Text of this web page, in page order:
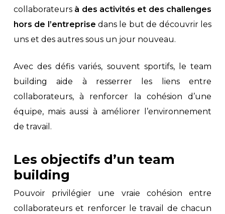
collaborateurs à des activités et des challenges
hors de l’entreprise dans le but de découvrir les
uns et des autres sous un jour nouveau.
Avec des défis variés, souvent sportifs, le team
building aide à resserrer les liens entre
collaborateurs, à renforcer la cohésion d’une
équipe, mais aussi à améliorer l’environnement
de travail.
Les objectifs d’un team
building
Pouvoir privilégier une vraie cohésion entre
collaborateurs et renforcer le travail de chacun